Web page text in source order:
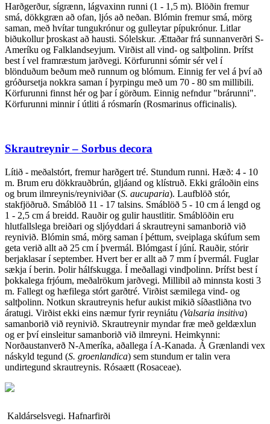
Harðgerður, sígrænn, lágvaxinn runni (1 - 1,5 m). Blöðin fremur
smá, dökkgræn að ofan, ljós að neðan. Blómin fremur smá, mörg
saman, með hvítar tungukrónur og gulleytar pípukrónur. Litlar
biðukollur þroskast að hausti. Sólelskur. Ættaðar frá sunnanverðri S-
Ameríku og Falklandseyjum. Virðist all vind- og saltþolinn. Þrífst
best í vel framræstum jarðvegi. Körfurunni sómir sér vel í
blönduðum beðum með runnum og blómum. Einnig fer vel á því að
gróðursetja nokkra saman í þyrpingu með um 70 - 80 sm millibili.
Körfurunni finnst hér og þar í görðum. Einnig nefndur "brárunni".
Körfurunni minnir í útliti á rósmarín (Rosmarinus officinalis).
Skrautreynir – Sorbus decora
Lítið - meðalstórt, fremur harðgert tré. Stundum runni. Hæð: 4 - 10
m. Brum eru dökkrauðbrún, gljáand og klístruð. Ekki gráloðin eins
og brum ilmreynis/reyniviðar (S. aucuparia). Laufblöð stór,
stakfjöðruð. Smáblöð 11 - 17 talsins. Smáblöð 5 - 10 cm á lengd og
1 - 2,5 cm á breidd. Rauðir og gulir haustlitir. Smáblöðin eru
hlutfallslega breiðari og sljóyddari á skrautreyni samanborið við
reynivið. Blómin smá, mörg saman í þéttum, sveiplaga skúfum sem
geta verið allt að 25 cm í þvermál. Blómgast í júní. Rauðir, stórir
berjaklasar í september. Hvert ber er allt að 7 mm í þvermál. Fuglar
sækja í berin. Þolir hálfskugga. Í meðallagi vindþolinn. Þrífst best í
þokkalega frjóum, meðalrökum jarðvegi. Millibil að minnsta kosti 3
m. Fallegt og hæfilega stórt garðtré. Virðist sæmilega vind- og
saltþolinn. Notkun skrautreynis hefur aukist mikið síðastliðna tvo
áratugi. Virðist ekki eins næmur fyrir reyniátu (Valsaria insitiva)
samanborið við reynivið. Skrautreynir myndar fræ með geldæxlun
og er því einsleitur samanborið við ilmreyni. Heimkynni:
Norðaustanverð N-Ameríka, aðallega í A-Kanada. Á Grænlandi vex
náskyld tegund (S. groenlandica) sem stundum er talin vera
undirtegund skrautreynis. Rósaætt (Rosaceae).
Kaldárselsvegi. Hafnarfirði